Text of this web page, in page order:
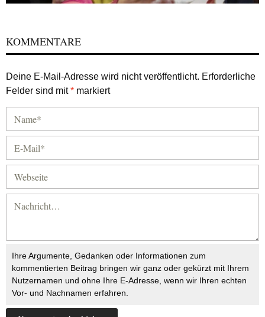
KOMMENTARE
Deine E-Mail-Adresse wird nicht veröffentlicht. Erforderliche
Felder sind mit* markiert
Ihre Argumente, Gedanken oder Informationen zum
kommentierten Beitrag bringen wir ganz oder gekürzt mit Ihrem
Nutzernamen und ohne Ihre E-Adresse, wenn wir Ihren echten
Vor- und Nachnamen erfahren.